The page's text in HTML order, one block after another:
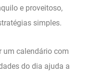
e proveitoso,
simples.
um calendário com
do dia ajuda a